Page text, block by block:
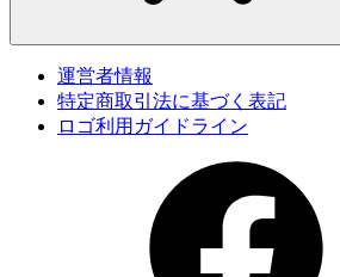
運営者情報
特定商取引法に基づく表記
ロゴ利用ガイドライン